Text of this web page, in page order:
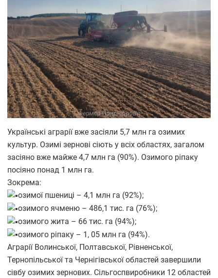
Українські аграрії вже засіяли 5,7 млн га озимих
культур. Озимі зернові сіють у всіх областях, загалом
засіяно вже майже 4,7 млн га (90%). Озимого ріпаку
посіяно понад 1 млн га.
Зокрема:
озимої пшениці – 4,1 млн га (92%);
озимого ячменю – 486,1 тис. га (76%);
озимого жита – 66 тис. га (94%);
озимого ріпаку – 1, 05 млн га (94%).
Аграрії Волинської, Полтавської, Рівненської,
Тернопільської та Чернігівської областей завершили
сівбу озимих зернових. Сільгоспвиробники 12 областей